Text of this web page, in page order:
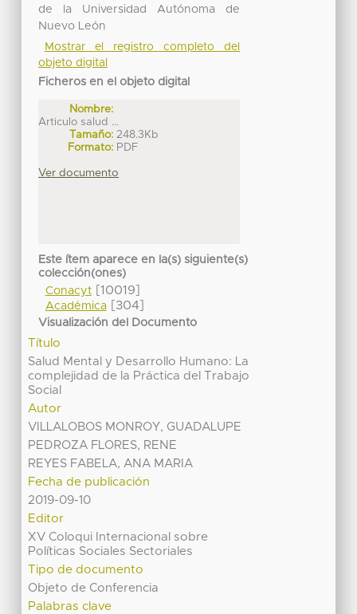
de la Universidad Autónoma de
Nuevo León
Mostrar el registro completo del
objeto digital
Ficheros en el objeto digital
Nombre:
Articulo salud ...
Tamaño: 248.3Kb
Formato: PDF
Ver documento
Este ítem aparece en la(s) siguiente(s)
colección(ones)
Conacyt[10019]
Académica[304]
Visualización del Documento
Título
Salud Mental y Desarrollo Humano: La
complejidad de la Práctica del Trabajo
Social
Autor
VILLALOBOS MONROY, GUADALUPE
PEDROZA FLORES, RENE
REYES FABELA, ANA MARIA
Fecha de publicación
2019-09-10
Editor
XV Coloqui Internacional sobre
Políticas Sociales Sectoriales
Tipo de documento
Objeto de Conferencia
Palabras clave